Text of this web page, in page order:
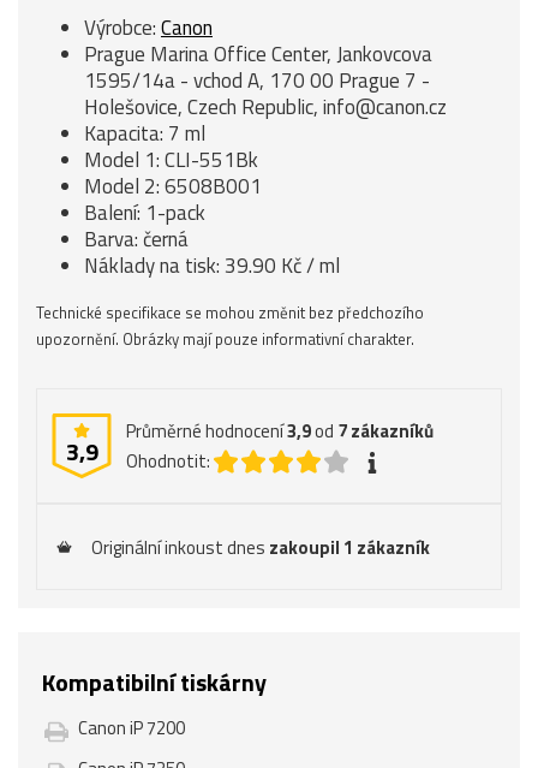
Výrobce:Canon
Prague Marina Office Center, Jankovcova
1595/14a - vchod A, 170 00 Prague 7 -
Holešovice, Czech Republic, info@canon.cz
Kapacita: 7 ml
Model 1: CLI-551Bk
Model 2: 6508B001
Balení: 1-pack
Barva: černá
Náklady na tisk: 39.90 Kč / ml
Technické specifikace se mohou změnit bez předchozího
upozornění. Obrázky mají pouze informativní charakter.
3,9
Průměrné hodnocení3,9od 7zákazníků
Ohodnotit:
Originální inkoust dnes zakoupil 1 zákazník
Kompatibilní tiskárny
Canon iP 7200